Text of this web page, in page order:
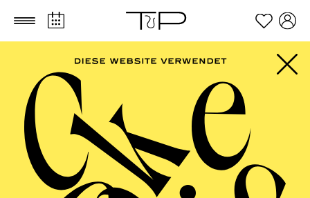
Zum Hauptinhalt springen Zum Footer springen
ESSENER
PHILHARMONIKER